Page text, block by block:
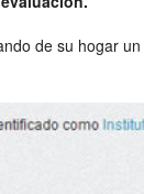
de su hogar un